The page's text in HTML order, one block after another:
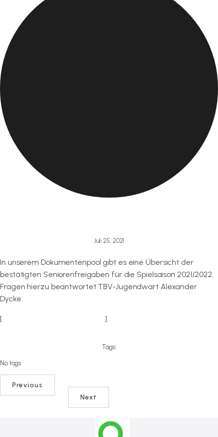
Juli 25, 2021
In unserem Dokumentenpool gibt es eine Übersicht der
bestätigten Seniorenfreigaben für die Spielsaison 2021/2022.
Fragen hierzu beantwortet TBV-Jugendwart Alexander
Dycke.
[Seniorenfreigaben 2021/2022]
Tags:
No tags
Previous
Next